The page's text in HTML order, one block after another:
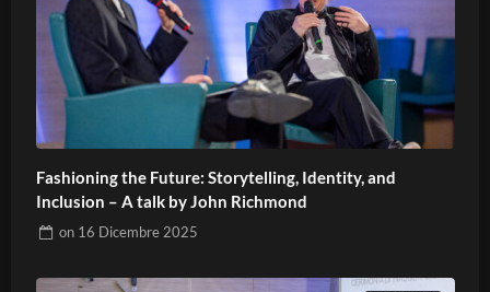
Fashioning the Future: Storytelling, Identity, and
Inclusion – A talk by John Richmond
on 16 Dicembre 2025